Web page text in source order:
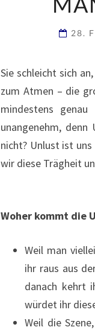
28.
Sie schleicht sich
zum Atmen – die
mindestens
unangenehm,
nicht? Unlust ist
wir diese Trägheit
Woher kommt die
Weil man
ihr raus aus
danach kehrt
würdet ihr
Weil die